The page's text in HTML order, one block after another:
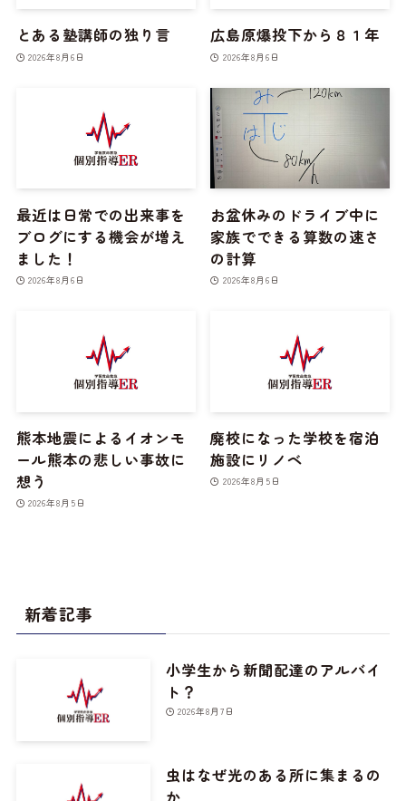
とある塾講師の独り言
2026年8月6日
広島原爆投下から８１年
2026年8月6日
最近は日常での出来事を
ブログにする機会が増え
ました！
2026年8月6日
お盆休みのドライブ中に
家族でできる算数の速さ
の計算
2026年8月6日
熊本地震によるイオンモ
ール熊本の悲しい事故に
想う
2026年8月5日
廃校になった学校を宿泊
施設にリノベ
2026年8月5日
新着記事
小学生から新聞配達のアルバイ
ト？
2026年8月7日
虫はなぜ光のある所に集まるの
か